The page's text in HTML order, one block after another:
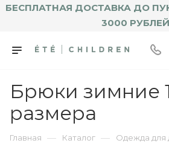
БЕСПЛАТНАЯ ДОСТАВКА ДО
3000 РУБЛЕЙ
Брюки зимние
размера
Главная — Каталог — Одежда для